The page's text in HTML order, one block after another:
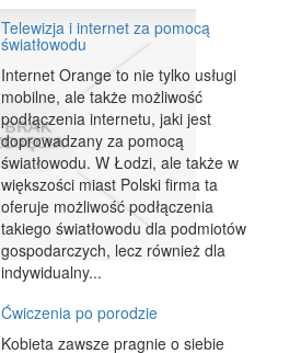
Telewizja i internet za pomocą
światłowodu
Internet Orange to nie tylko usługi
mobilne, ale także możliwość
podłączenia internetu, jaki jest
doprowadzany za pomocą
światłowodu. W Łodzi, ale także w
większości miast Polski firma ta
oferuje możliwość podłączenia
takiego światłowodu dla podmiotów
gospodarczych, lecz również dla
indywidualny...
Ćwiczenia po porodzie
Kobieta zawsze pragnie o siebie